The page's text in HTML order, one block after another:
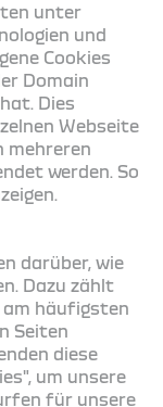
unter
und
Cookies
Domain
Dies
Webseite
mehreren
werden. So
darüber, wie
Dazu zählt
am häufigsten
Seiten
diese
um unsere
für unsere